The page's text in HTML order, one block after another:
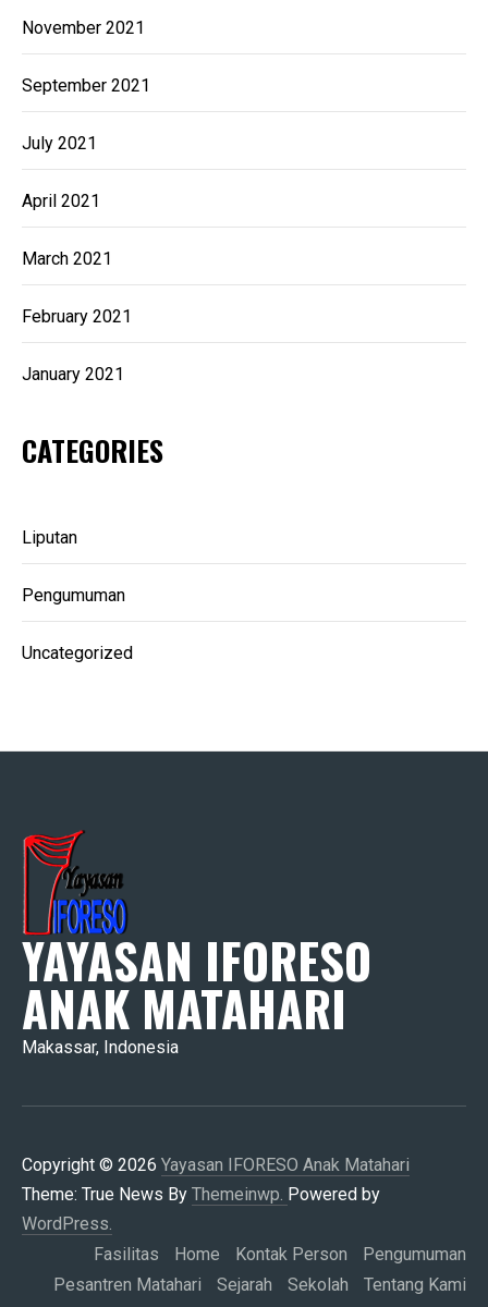
November 2021
September 2021
July 2021
April 2021
March 2021
February 2021
January 2021
CATEGORIES
Liputan
Pengumuman
Uncategorized
YAYASAN IFORESO
ANAK MATAHARI
Makassar, Indonesia
Copyright © 2026 Yayasan IFORESO Anak Matahari
Theme: True News By Themeinwp. Powered by
WordPress.
Fasilitas
Home Kontak Person
Pengumuman
Pesantren Matahari
Sejarah Sekolah
Tentang Kami